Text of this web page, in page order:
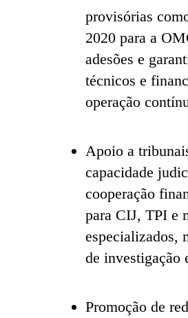
provisórias
2020 para a
adesões e
técnicos e
operação
Apoio a
capacidade
cooperação
para CIJ, TPI e
especializados,
de investigação
Promoção de